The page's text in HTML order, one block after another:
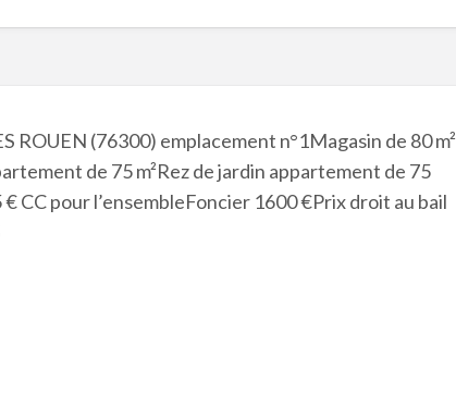
ROUEN (76300) emplacement n°1Magasin de 80 m²
de 75 m²Rez de jardin appartement de 75
CC pour l’ensembleFoncier 1600 €Prix droit au bail